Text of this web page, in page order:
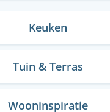
Keuken
Tuin & Terras
Wooninspiratie